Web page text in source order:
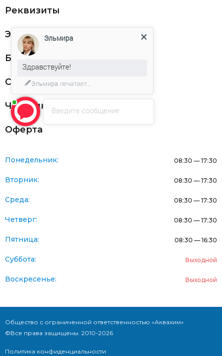
Реквизиты
ЭДО
Благодарности
Статьи
Частникам
Оферта
Понедельник: 08:30 — 17:30
Вторник: 08:30 — 17:30
Среда: 08:30 — 17:30
Четверг: 08:30 — 17:30
Пятница: 08:30 — 16:30
Суббота: Выходной
Воскресенье: Выходной
Общество с ограниченной ответственностью «Аквахим»
©Все права защищены. 2010-2026
Политика конфиденциальности
Введите сообщение
Эльмира
Здравствуйте!
Эльмира печатает...